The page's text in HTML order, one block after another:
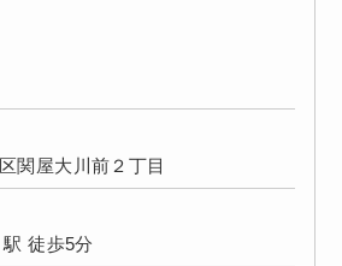
関屋大川前２丁目
徒歩5分